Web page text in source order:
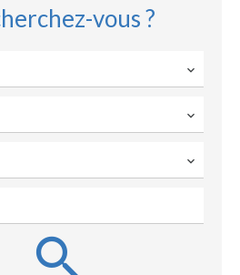
vous ?